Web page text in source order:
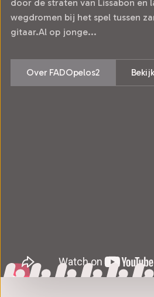
door de straten van Lissabon en
wegdromen bij het spel tussen
gitaar.Al op jonge...
Over FADOpelos2